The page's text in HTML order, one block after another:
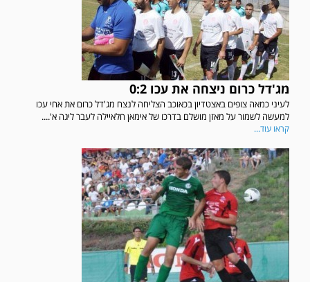
מג'דל כרום ניצחה את עכו 0:2
לעיני כמאה צופים באצטדיון בכאוכב הצליחה לנצח מג'דל כרום את אחי עכו
למעשה לשמור על מאזן מושלם בדרכו של אימאן חלאיילה לעבר ליגה א'....
קראו עוד...